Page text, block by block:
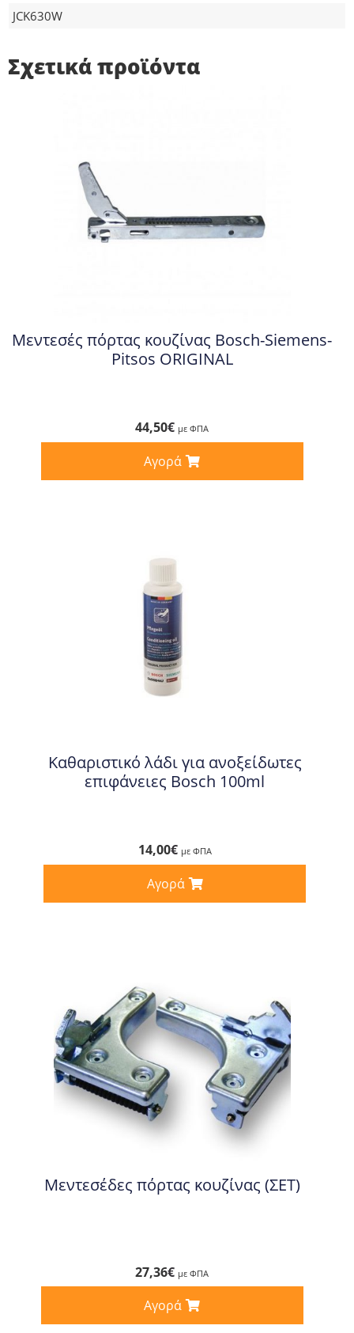
JCK630W
Σχετικά προϊόντα
Μεντεσές πόρτας κουζίνας Bosch-Siemens-
Pitsos ORIGINAL
44,50€ με ΦΠΑ
Αγορά
Καθαριστικό λάδι για ανοξείδωτες
επιφάνειες Bosch 100ml
14,00€ με ΦΠΑ
Αγορά
Μεντεσέδες πόρτας κουζίνας (ΣΕΤ)
27,36€ με ΦΠΑ
Αγορά